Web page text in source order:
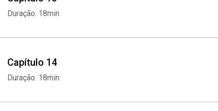
Duração: 18min
Capítulo 14
Duração: 18min